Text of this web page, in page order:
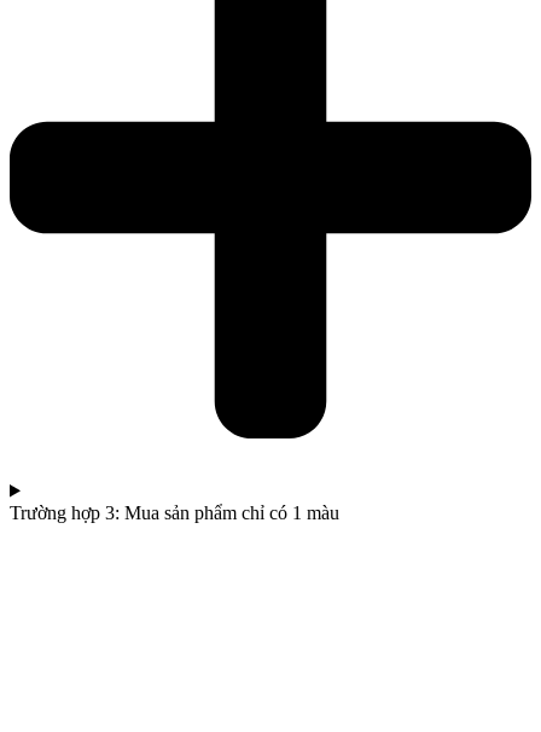
Trường hợp 3: Mua sản phẩm chỉ có 1 màu